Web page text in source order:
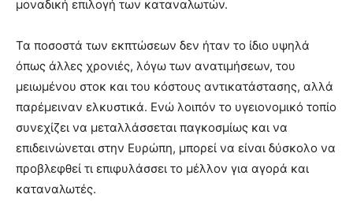
μοναδική επιλογή των καταναλωτών.
Τα ποσοστά των εκπτώσεων δεν ήταν το ίδιο υψηλά
όπως άλλες χρονιές, λόγω των ανατιμήσεων, του
μειωμένου στοκ και του κόστους αντικατάστασης, αλλά
παρέμειναν ελκυστικά. Ενώ λοιπόν το υγειονομικό τοπίο
συνεχίζει να μεταλλάσσεται παγκοσμίως και να
επιδεινώνεται στην Ευρώπη, μπορεί να είναι δύσκολο να
προβλεφθεί τι επιφυλάσσει το μέλλον για αγορά και
καταναλωτές.